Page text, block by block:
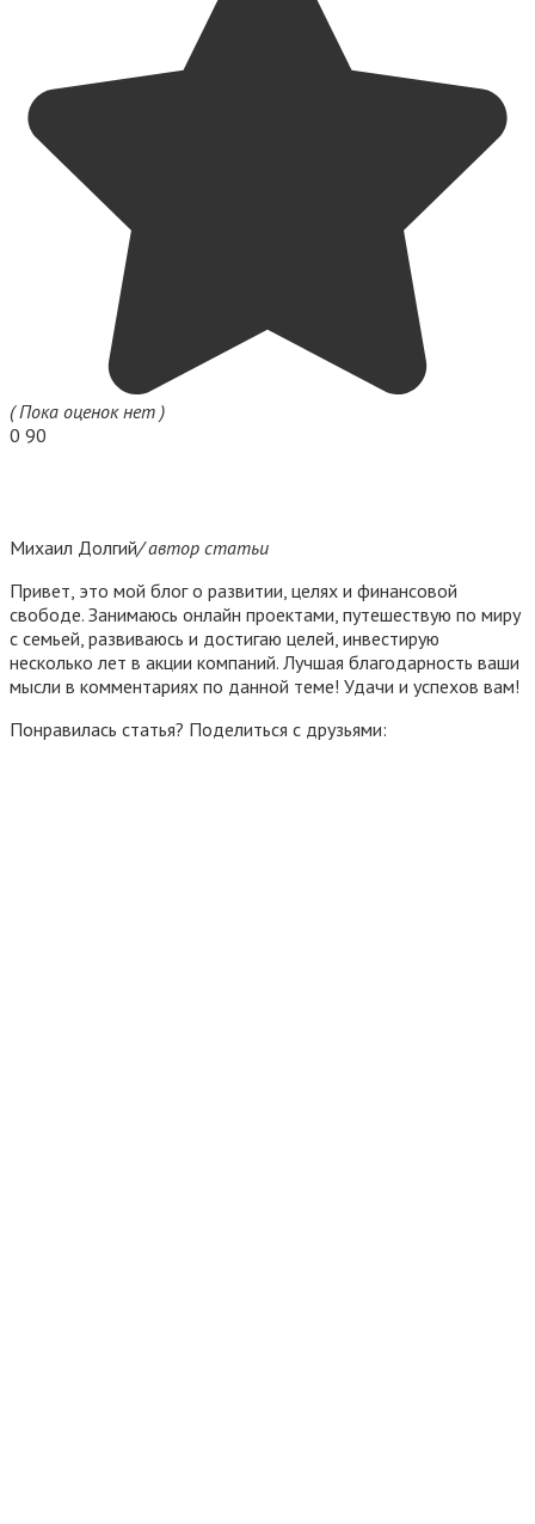
( Пока оценок нет )
0 90
Михаил Долгий/ автор статьи
Привет, это мой блог о развитии, целях и финансовой
свободе. Занимаюсь онлайн проектами, путешествую по миру
с семьей, развиваюсь и достигаю целей, инвестирую
несколько лет в акции компаний. Лучшая благодарность ваши
мысли в комментариях по данной теме! Удачи и успехов вам!
Понравилась статья? Поделиться с друзьями: